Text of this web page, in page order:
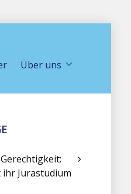
Über uns
Jurastudium